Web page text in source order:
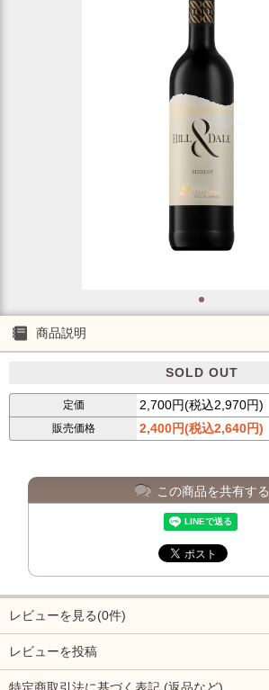
商品説明
SOLD OUT
定価 2,700円(税込2,970円)
販売価格 2,400円(税込2,640円)
この商品を共有する
レビューを見る(0件)
レビューを投稿